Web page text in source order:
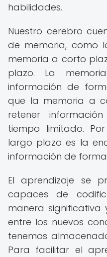
habilidades.
Nuestro cerebro
de memoria, como
memoria a corto
plazo. La
información de
que la memoria a
retener
tiempo limitado.
largo plazo es la
información de
El aprendizaje se
capaces de
manera significativa
entre los nuevos
tenemos
Para facilitar el